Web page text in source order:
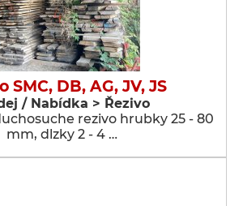
SMC, DB, AG, JV, JS
/ Nabídka > Řezivo
rezivo hrubky 25 - 80
mm, dlzky 2 - 4 …